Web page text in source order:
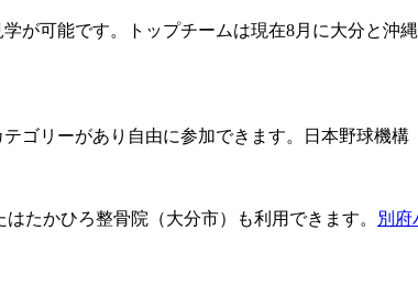
が可能です。トップチームは現在8月に大分と沖
ゴリーがあり自由に参加できます。日本野球機
はたかひろ整骨院（大分市）も利用できます。
別府